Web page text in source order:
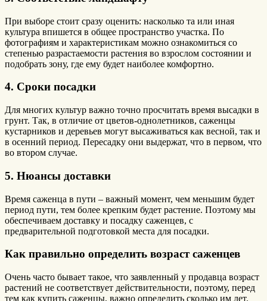
При выборе стоит сразу оценить: насколько та или иная
культура впишется в общее пространство участка. По
фотографиям и характеристикам можно ознакомиться со
степенью разрастаемости растения во взрослом состоянии и
подобрать зону, где ему будет наиболее комфортно.
4. Сроки посадки
Для многих культур важно точно просчитать время высадки в
грунт. Так, в отличие от цветов-однолетников, саженцы
кустарников и деревьев могут высаживаться как весной, так и
в осенний период. Пересадку они выдержат, что в первом, что
во втором случае.
5. Нюансы доставки
Время саженца в пути – важный момент, чем меньшим будет
период пути, тем более крепким будет растение. Поэтому мы
обеспечиваем доставку и посадку саженцев, с
предварительной подготовкой места для посадки.
Как правильно определить возраст саженцев
Очень часто бывает такое, что заявленный у продавца возраст
растений не соответствует действительности, поэтому, перед
тем как купить саженцы, важно определить сколько им лет.